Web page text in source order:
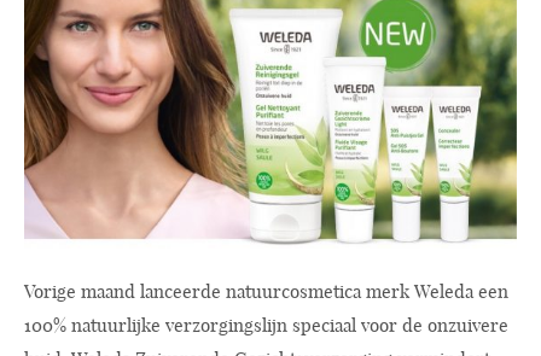
Vorige maand lanceerde natuurcosmetica merk Weleda een
100% natuurlijke verzorgingslijn speciaal voor de onzuivere